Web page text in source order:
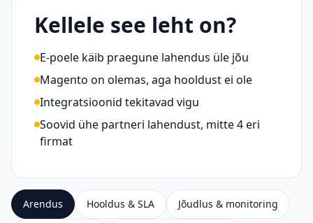
Kellele see leht on?
E-poele käib praegune lahendus üle jõu
Magento on olemas, aga hooldust ei ole
Integratsioonid tekitavad vigu
Soovid ühe partneri lahendust, mitte 4 eri
firmat
Arendus Hooldus & SLA Jõudlus & monitoring